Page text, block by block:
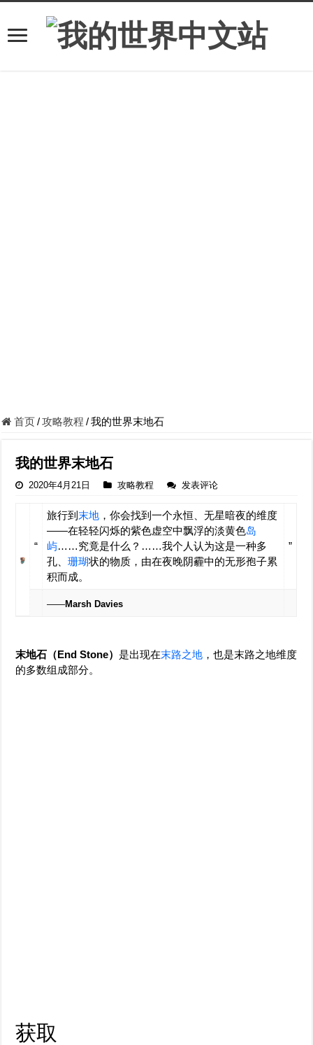
首页/攻略教程 /我的世界末地石
我的世界末地石
2020年4月21日 攻略教程 发表评论
“
旅行到 末地 ，你会找到一个永恒、无星暗夜的维度
——在轻轻闪烁的紫色虚空中飘浮的淡黄色岛
屿……究竟是什么？……我个人认为这是一种多
孔、珊瑚状的物质，由在夜晚阴霾中的无形孢子累
积而成。
”
——Marsh Davies
末地石（End Stone）是出现在末路之地 ，也是末路之地维度
的多数组成部分。
获取